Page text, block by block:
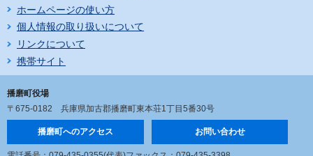
ホームページの使い方
個人情報の取り扱いについて
リンクについて
携帯サイト
播磨町役場
〒675-0182 兵庫県加古郡播磨町東本荘1丁目5番30号
播磨町へのアクセス お問い合わせ